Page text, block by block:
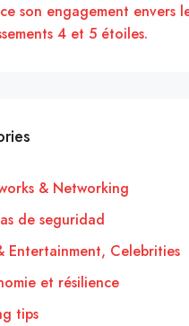
son engagement envers
4 et 5 étoiles.
& Networking
de seguridad
Entertainment, Celebrities
et résilience
tips